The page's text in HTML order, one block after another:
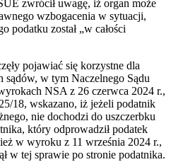
zwrócił uwagę, iż organ może
wzbogacenia w sytuacji,
podatku został „w całości
pojawiać się korzystne dla
w tym Naczelnego Sądu
NSA z 26 czerwca 2024 r.,
18, wskazano, iż jeżeli podatnik
nie dochodzi do uszczerbku
który odprowadził podatek
w wyroku z 11 września 2024 r.,
w tej sprawie po stronie podatnika.